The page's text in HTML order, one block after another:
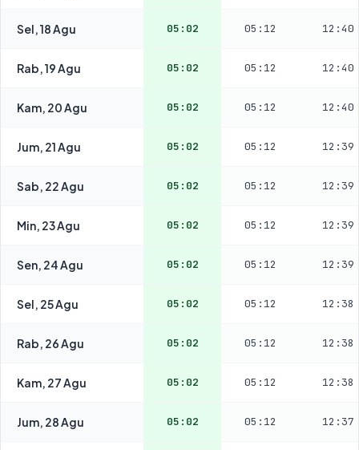
Sel, 18 Agu 05:02 05:12 12:40
Rab, 19 Agu 05:02 05:12 12:40
Kam, 20 Agu 05:02 05:12 12:40
Jum, 21 Agu 05:02 05:12 12:39
Sab, 22 Agu 05:02 05:12 12:39
Min, 23 Agu 05:02 05:12 12:39
Sen, 24 Agu 05:02 05:12 12:39
Sel, 25 Agu 05:02 05:12 12:38
Rab, 26 Agu 05:02 05:12 12:38
Kam, 27 Agu 05:02 05:12 12:38
Jum, 28 Agu 05:02 05:12 12:37